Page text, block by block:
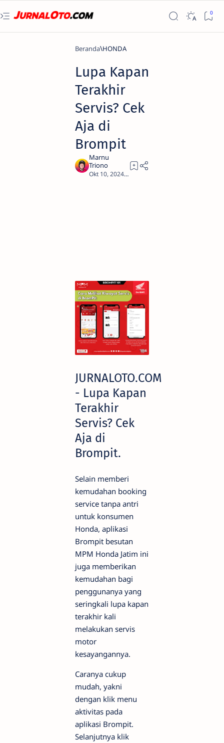
Beranda HONDA
Lupa Kapan
Terakhir
Servis? Cek
Aja di
Brompit
JURNALOTO.COM
- Lupa Kapan
Terakhir
Servis? Cek
Aja di
Brompit.
Selain memberi
kemudahan booking
service tanpa antri
untuk konsumen
Honda, aplikasi
Brompit besutan
MPM Honda Jatim ini
juga memberikan
kemudahan bagi
penggunanya yang
seringkali lupa kapan
terakhir kali
melakukan servis
motor
kesayangannya.
Caranya cukup
mudah, yakni
dengan klik menu
aktivitas pada
aplikasi Brompit.
Selanjutnya klik